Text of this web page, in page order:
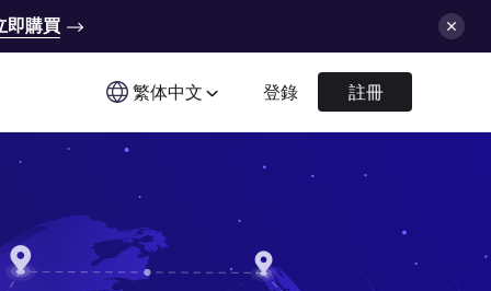
即購買
繁体中文 登錄 註冊